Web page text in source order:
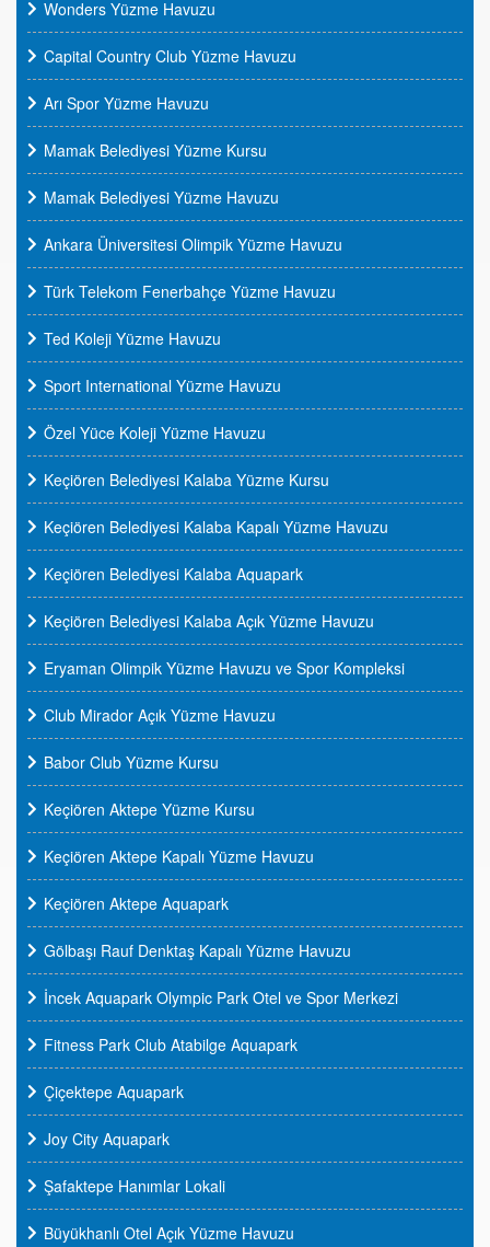
Wonders Yüzme Havuzu
Capital Country Club Yüzme Havuzu
Arı Spor Yüzme Havuzu
Mamak Belediyesi Yüzme Kursu
Mamak Belediyesi Yüzme Havuzu
Ankara Üniversitesi Olimpik Yüzme Havuzu
Türk Telekom Fenerbahçe Yüzme Havuzu
Ted Koleji Yüzme Havuzu
Sport International Yüzme Havuzu
Özel Yüce Koleji Yüzme Havuzu
Keçiören Belediyesi Kalaba Yüzme Kursu
Keçiören Belediyesi Kalaba Kapalı Yüzme Havuzu
Keçiören Belediyesi Kalaba Aquapark
Keçiören Belediyesi Kalaba Açık Yüzme Havuzu
Eryaman Olimpik Yüzme Havuzu ve Spor Kompleksi
Club Mirador Açık Yüzme Havuzu
Babor Club Yüzme Kursu
Keçiören Aktepe Yüzme Kursu
Keçiören Aktepe Kapalı Yüzme Havuzu
Keçiören Aktepe Aquapark
Gölbaşı Rauf Denktaş Kapalı Yüzme Havuzu
İncek Aquapark Olympic Park Otel ve Spor Merkezi
Fitness Park Club Atabilge Aquapark
Çiçektepe Aquapark
Joy City Aquapark
Şafaktepe Hanımlar Lokali
Büyükhanlı Otel Açık Yüzme Havuzu